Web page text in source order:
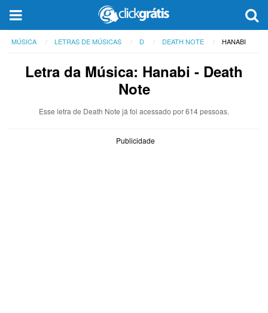
MÚSICA LETRAS DE MÚSICAS D DEATH NOTE HANABI
Letra da Música: Hanabi - Death
Note
Esse letra de Death Note já foi acessado por 614 pessoas.
Publicidade